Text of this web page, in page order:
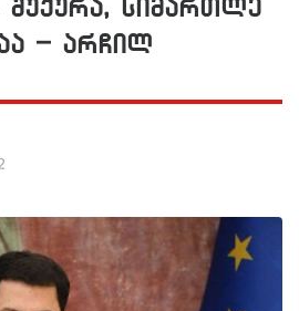
შუქურა, სიმართლე
– არჩილ